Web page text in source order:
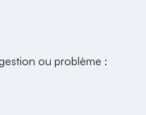
ou problème :